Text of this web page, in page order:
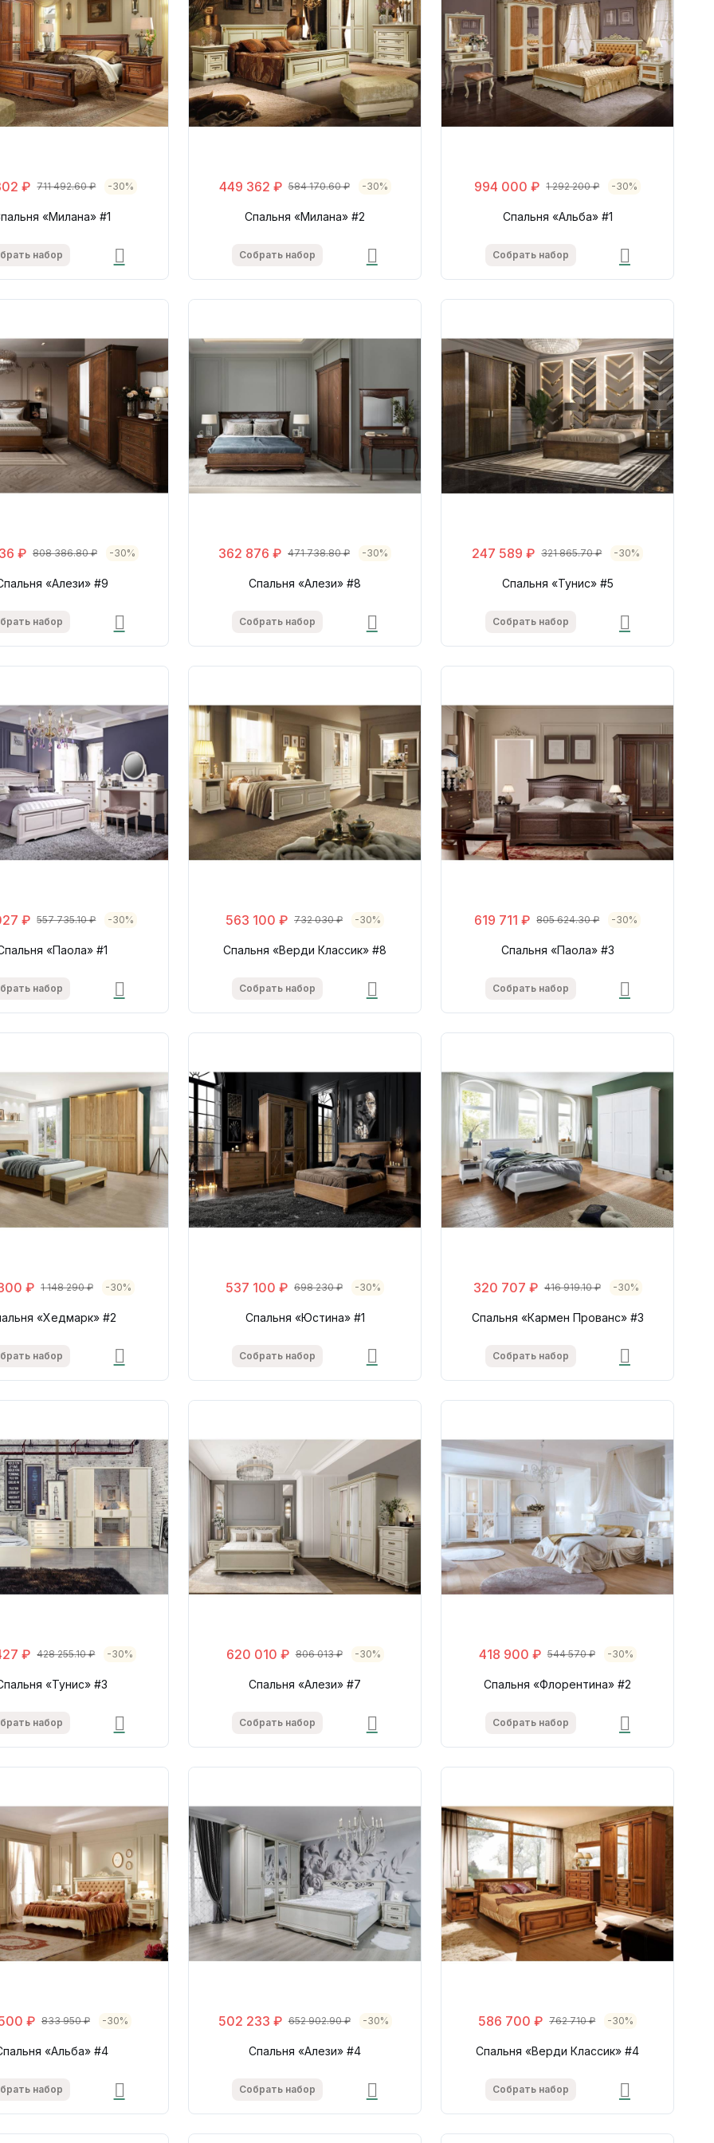
₽ 711 492.60 ₽ -30%
«Милана» #1
набор
449 362 ₽ 584 170.60 ₽ -30%
Спальня «Милана» #2
Собрать набор
994 000 ₽ 1 292 200 ₽ -30%
Спальня «Альба» #1
Собрать набор
₽ 808 386.80 ₽ -30%
«Алези» #9
набор
362 876 ₽ 471 738.80 ₽ -30%
Спальня «Алези» #8
Собрать набор
247 589 ₽ 321 865.70 ₽ -30%
Спальня «Тунис» #5
Собрать набор
₽ 557 735.10 ₽ -30%
«Паола» #1
набор
563 100 ₽ 732 030 ₽ -30%
Спальня «Верди Классик» #8
Собрать набор
619 711 ₽ 805 624.30 ₽ -30%
Спальня «Паола» #3
Собрать набор
₽ 1 148 290 ₽ -30%
«Хедмарк» #2
набор
537 100 ₽ 698 230 ₽ -30%
Спальня «Юстина» #1
Собрать набор
320 707 ₽ 416 919.10 ₽ -30%
Спальня «Кармен Прованс» #3
Собрать набор
₽ 428 255.10 ₽ -30%
«Тунис» #3
набор
620 010 ₽ 806 013 ₽ -30%
Спальня «Алези» #7
Собрать набор
418 900 ₽ 544 570 ₽ -30%
Спальня «Флорентина» #2
Собрать набор
₽ 833 950 ₽ -30%
«Альба» #4
набор
502 233 ₽ 652 902.90 ₽ -30%
Спальня «Алези» #4
Собрать набор
586 700 ₽ 762 710 ₽ -30%
Спальня «Верди Классик» #4
Собрать набор